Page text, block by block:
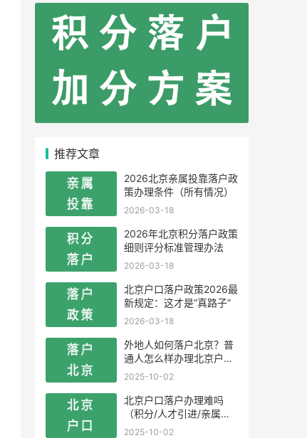
推荐文章
2026北京亲属投靠落户政
策办理条件（所有情况）
2026-03-18
2026年北京积分落户政策
细则评分标准管理办法
2026-03-18
北京户口落户政策2026最
新规定：这才是“真路子”
2026-03-18
外地人如何落户北京？普
通人怎么样办理北京户
口？
2025-10-02
北京户口落户办理难吗
（积分/人才引进/亲属投
靠）
2025-10-02